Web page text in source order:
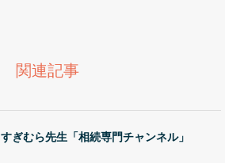
産・建築など、資
解決、見直し、活
関連記事
すぎむら先生「相続専門チャンネル」